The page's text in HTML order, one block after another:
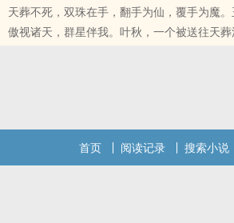
天葬不死，双珠在手，翻手为仙，覆手为魔。
傲视诸天，群星伴我。叶秋，一个被送往天
首页 阅读记录 搜索小说